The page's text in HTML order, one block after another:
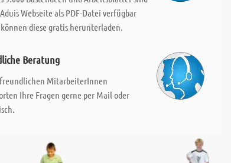
Webseite als PDF-Datei verfügbar
können diese gratis herunterladen.
Beratung
MitarbeiterInnen
Ihre Fragen gerne per Mail oder